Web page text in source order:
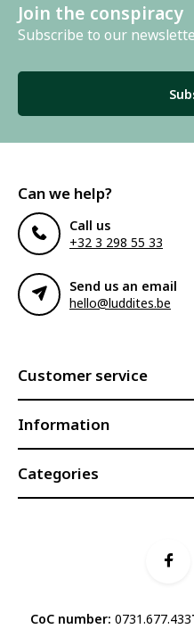
Join the conspiracy
Subscribe to our
Can we help?
Call us
+32 3 298 55 33
Send us an email
hello@luddites.be
Customer service
Information
Categories
CoC number: 0731.677.433